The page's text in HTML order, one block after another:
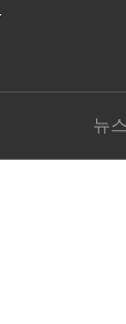
뉴스